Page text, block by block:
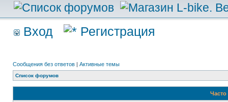
Вход Регистрация
Сообщения без ответов | Активные темы
Список форумов